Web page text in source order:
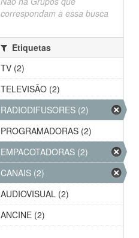
correspondam a essa busca
Etiquetas
TV (2)
TELEVISÃO (2)
RADIODIFUSORES (2)
PROGRAMADORAS (2)
EMPACOTADORAS (2)
CANAIS (2)
AUDIOVISUAL (2)
ANCINE (2)